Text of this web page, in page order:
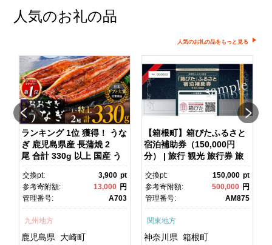
人気のお礼の品
人気のお礼の品をもっと見る
ランキング 1位 獲得！ うな
ぎ 鹿児島県産 長蒲焼 2
尾 合計 330g 以上 国産 う
なぎ 鰻 ウナギ 蒲焼き 蒲
焼 かばやき 魚 魚介 魚貝 海
鮮 うな重 ひつまぶし 蒲
焼 訳あり ギフト 人気 おす
半島 A703
交換pt: 3,900 pt
参考寄附額:
13,000 円
管理番号:
A703
九州地方
鹿児島県 大崎町
【箱根町】箱ぴたふるさと
宿泊補助券（150,000円
分） | 旅行 観光 旅行券 旅
行クーポン クーポン 箱根
町ふるさと納税 神奈川県ふ
るさと納税 神奈川県 箱根
町
交換pt: 150,000 pt
参考寄附額:
500,000 円
管理番号:
AM875
関東地方
神奈川県 箱根町